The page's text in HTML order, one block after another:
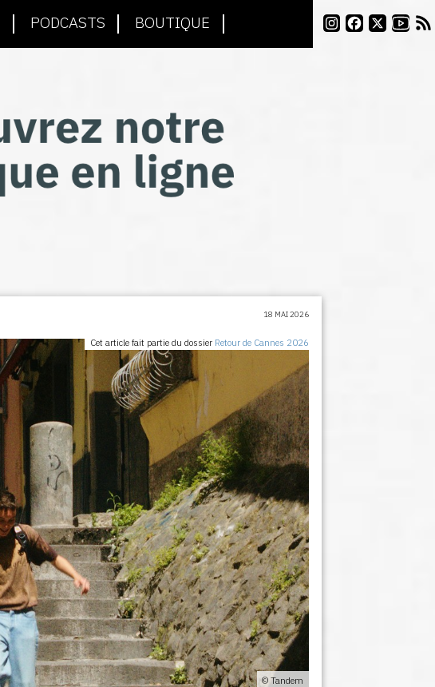
PODCASTS BOUTIQUE
18 MAI 2026
© Tandem
Cet article fait partie du dossier Retour de Cannes 2026